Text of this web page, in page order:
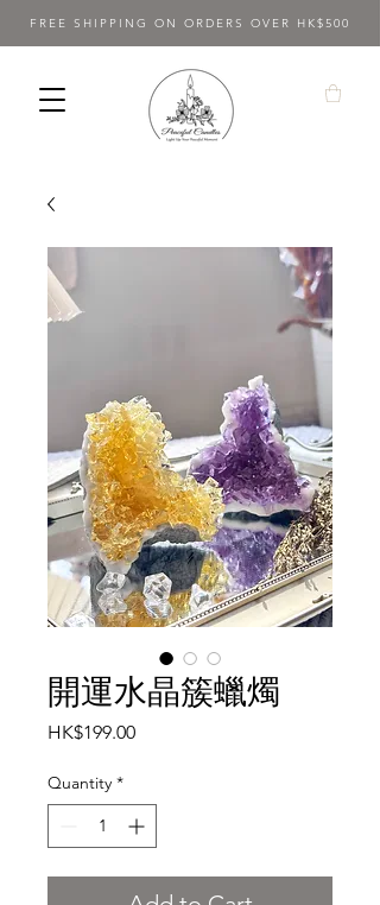
FREE SHIPPING ON ORDERS OVER HK$500
開運水晶簇蠟燭
HK$199.00Price
Quantity *